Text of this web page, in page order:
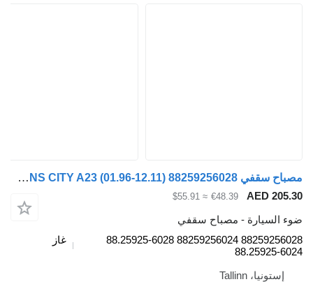
مصباح سقفي MAN LIONS CITY A23 (01.96-12.11) 88259256028 لـ الباصات MAN Lion's bus (1991-)
€48.39
≈ $55.91
- مصباح سقفي
88259256028 88259256024 88.25925-6028
غاز